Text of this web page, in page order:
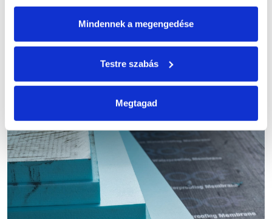
Mindennek a megengedése
Testre szabás
Megtagad